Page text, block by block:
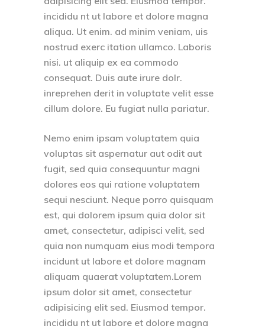
incididu nt ut labore et dolore magna
aliqua. Ut enim. ad minim veniam, uis
nostrud exerc itation ullamco. Laboris
nisi. ut aliquip ex ea commodo
consequat. Duis aute irure dolr.
inreprehen derit in voluptate velit esse
cillum dolore. Eu fugiat nulla pariatur.
Nemo enim ipsam voluptatem quia
voluptas sit aspernatur aut odit aut
fugit, sed quia consequuntur magni
dolores eos qui ratione voluptatem
sequi nesciunt. Neque porro quisquam
est, qui dolorem ipsum quia dolor sit
amet, consectetur, adipisci velit, sed
quia non numquam eius modi tempora
incidunt ut labore et dolore magnam
aliquam quaerat voluptatem.Lorem
ipsum dolor sit amet, consectetur
adipisicing elit sed. Eiusmod tempor.
incididu nt ut labore et dolore magna